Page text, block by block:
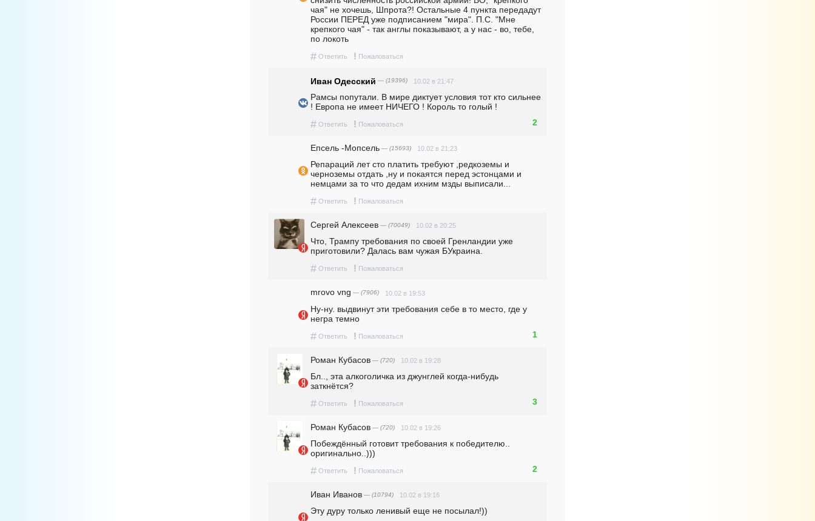
чая" не хочешь, Шпрота?! Остальные 4 пункта передадут
России ПЕРЕД уже подписанием "мира". П.С. "Мне
крепкого чая" - так англы показывают, а у нас - во, тебе,
по локоть
# Ответить ! Пожаловаться
Иван Одесский — (19396) 10.02 в 21:47
Рамсы попутали. В мире диктует условия тот кто сильнее
! Европа не имеет НИЧЕГО ! Король то голый !
# Ответить ! Пожаловаться 2
Епсель -Мопсель — (15693) 10.02 в 21:23
Репараций лет сто платить требуют ,редкоземы и
черноземы отдать ,ну и покаятся перед эстонцами и
немцами за то что дедам ихним мзды выписали...
# Ответить ! Пожаловаться
Сергей Алексеев — (70049) 10.02 в 20:25
Что, Трампу требования по своей Гренландии уже
приготовили? Далась вам чужая БУкраина.
# Ответить ! Пожаловаться
mrovo vng — (7906) 10.02 в 19:53
Ну-ну. выдвинут эти требования себе в то место, где у
негра темно
# Ответить ! Пожаловаться 1
Роман Кубасов — (720) 10.02 в 19:28
Бл.., эта алкоголичка из джунглей когда-нибудь
заткнётся?
# Ответить ! Пожаловаться 3
Роман Кубасов — (720) 10.02 в 19:26
Побеждённый готовит требования к победителю..
оригинально..)))
# Ответить ! Пожаловаться 2
Иван Иванов — (10794) 10.02 в 19:16
Эту дуру только ленивый еще не посылал!))